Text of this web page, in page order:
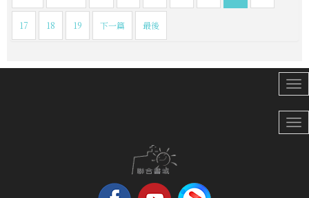
17 18 19 下一篇 最後